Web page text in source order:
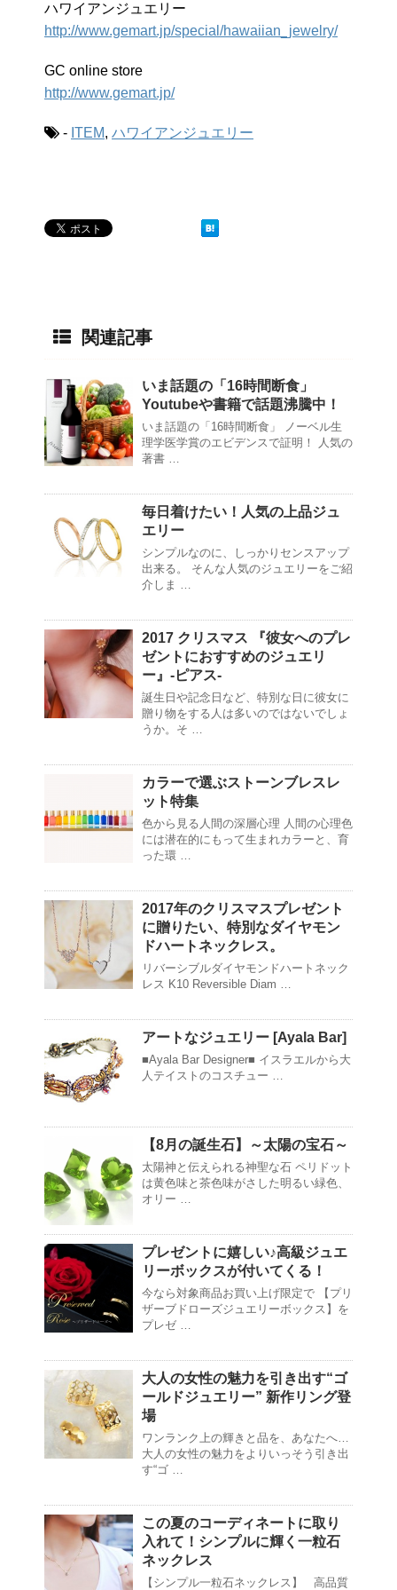
ハワイアンジュエリー
http://www.gemart.jp/special/hawaiian_jewelry/
GC online store
http://www.gemart.jp/
- ITEM, ハワイアンジュエリー
関連記事
いま話題の「16時間断食」
Youtubeや書籍で話題沸騰中！
いま話題の「16時間断食」 ノーベル生
理学医学賞のエビデンスで証明！ 人気の
著書 …
毎日着けたい！人気の上品ジュ
エリー
シンプルなのに、しっかりセンスアップ
出来る。 そんな人気のジュエリーをご紹
介しま …
2017 クリスマス 『彼女へのプレ
ゼントにおすすめのジュエリ
ー』-ピアス-
誕生日や記念日など、特別な日に彼女に
贈り物をする人は多いのではないでしょ
うか。そ …
カラーで選ぶストーンブレスレ
ット特集
色から見る人間の深層心理 人間の心理色
には潜在的にもって生まれカラーと、育
った環 …
2017年のクリスマスプレゼント
に贈りたい、特別なダイヤモン
ドハートネックレス。
リバーシブルダイヤモンドハートネック
レス K10 Reversible Diam …
アートなジュエリー [Ayala Bar]
■Ayala Bar Designer■ イスラエルから大
人テイストのコスチュー …
【8月の誕生石】～太陽の宝石～
太陽神と伝えられる神聖な石 ペリドット
は黄色味と茶色味がさした明るい緑色、
オリー …
プレゼントに嬉しい♪高級ジュエ
リーボックスが付いてくる！
今なら対象商品お買い上げ限定で 【プリ
ザーブドローズジュエリーボックス】を
プレゼ …
大人の女性の魅力を引き出す“ゴ
ールドジュエリー” 新作リング登
場
ワンランク上の輝きと品を、あなたへ…
大人の女性の魅力をよりいっそう引き出
す“ゴ …
この夏のコーディネートに取り
入れて！シンプルに輝く一粒石
ネックレス
【シンプル一粒石ネックレス】 高品質